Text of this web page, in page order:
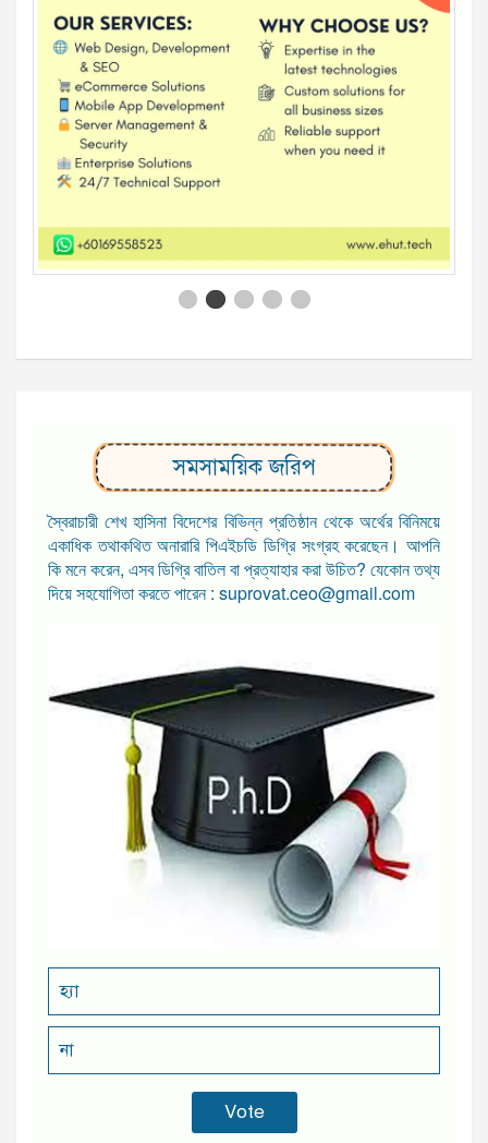
সমসাময়িক জরিপ
স্বৈরাচারী শেখ হাসিনা বিদেশের বিভিন্ন প্রতিষ্ঠান থেকে অর্থের বিনিময়ে
একাধিক তথাকথিত অনারারি পিএইচডি ডিগ্রি সংগ্রহ করেছেন। আপনি
কি মনে করেন, এসব ডিগ্রি বাতিল বা প্রত্যাহার করা উচিত? যেকোন তথ্য
দিয়ে সহযোগিতা করতে পারেন : suprovat.ceo@gmail.com
হ্যা
না